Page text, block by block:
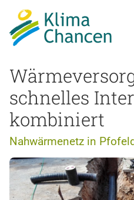
schnelles
kombiniert
Nahwärmenetz in